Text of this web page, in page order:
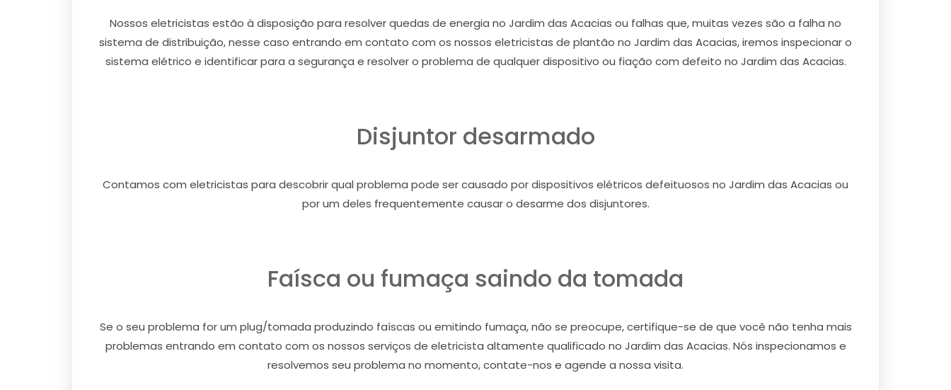
Nossos eletricistas estão à disposição para resolver quedas de energia no Jardim das Acacias ou falhas que, muitas vezes são a falha no
sistema de distribuição, nesse caso entrando em contato com os nossos eletricistas de plantão no Jardim das Acacias, iremos inspecionar o
sistema elétrico e identificar para a segurança e resolver o problema de qualquer dispositivo ou fiação com defeito no Jardim das Acacias.
Disjuntor desarmado
Contamos com eletricistas para descobrir qual problema pode ser causado por dispositivos elétricos defeituosos no Jardim das Acacias ou
por um deles frequentemente causar o desarme dos disjuntores.
Faísca ou fumaça saindo da tomada
Se o seu problema for um plug/tomada produzindo faíscas ou emitindo fumaça, não se preocupe, certifique-se de que você não tenha mais
problemas entrando em contato com os nossos serviços de eletricista altamente qualificado no Jardim das Acacias. Nós inspecionamos e
resolvemos seu problema no momento, contate-nos e agende a nossa visita.